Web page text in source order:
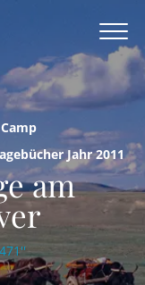
Jahr 2011
am